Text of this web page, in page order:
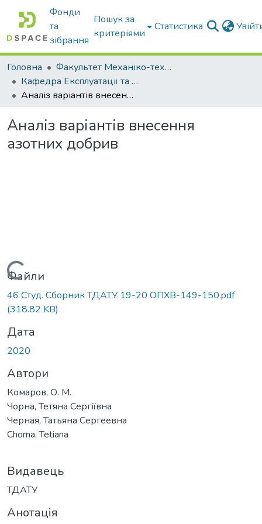
Фонди
та
зібрання
Пошук за
критеріями
Статистика
Головна
Факультет Механіко-технологічний
Кафедра Експлуатації та технічного сервісу машин
Аналіз варіантів внесення азотних добрив
Аналіз варіантів внесення
азотних добрив
Вантажиться...
Файли
46 Студ. Сборник ТДАТУ 19-20 ОПХВ-149-150.pdf
(318.82 KB)
Дата
2020
Автори
Комаров, О. М.
Чорна, Тетяна Сергіївна
Черная, Татьяна Сергеевна
Chorna, Tetiana
Видавець
ТДАТУ
Анотація